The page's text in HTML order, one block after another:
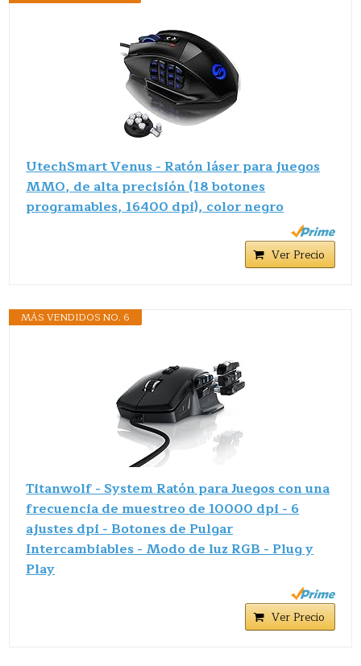
UtechSmart Venus - Ratón láser para juegos
MMO, de alta precisión (18 botones
programables, 16400 dpi), color negro
Ver Precio
MÁS VENDIDOS NO. 6
Titanwolf - System Ratón para Juegos con una
frecuencia de muestreo de 10000 dpi - 6
ajustes dpi - Botones de Pulgar
Intercambiables - Modo de luz RGB - Plug y
Play
Ver Precio